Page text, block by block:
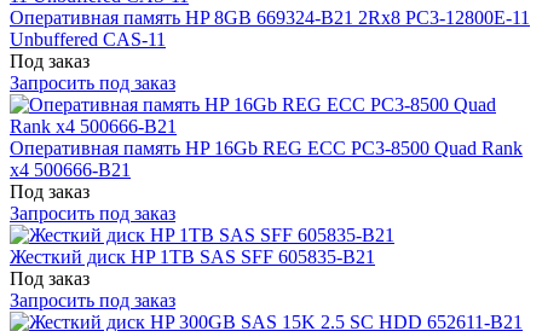
Оперативная память HP 8GB 669324-B21 2Rx8 PC3-12800E-11
Unbuffered CAS-11
Под заказ
Запросить под заказ
Оперативная память HP 16Gb REG ECC PC3-8500 Quad Rank
x4 500666-B21
Под заказ
Запросить под заказ
Жесткий диск HP 1TB SAS SFF 605835-B21
Под заказ
Запросить под заказ